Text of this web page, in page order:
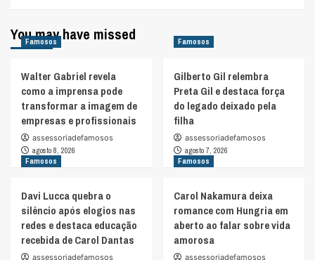
You may have missed
Famosos
Walter Gabriel revela
como a imprensa pode
transformar a imagem de
empresas e profissionais
assessoriadefamosos
agosto 8, 2026
Famosos
Gilberto Gil relembra
Preta Gil e destaca força
do legado deixado pela
filha
assessoriadefamosos
agosto 7, 2026
Famosos
Davi Lucca quebra o
silêncio após elogios nas
redes e destaca educação
recebida de Carol Dantas
assessoriadefamosos
Famosos
Carol Nakamura deixa
romance com Hungria em
aberto ao falar sobre vida
amorosa
assessoriadefamosos